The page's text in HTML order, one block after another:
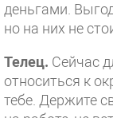
деньгами.
но на них не
Телец. Сейчас
относиться к
тебе. Держите